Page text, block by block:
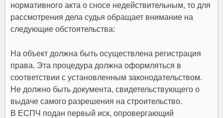
нормативного акта о сносе недействительным, то для
рассмотрения дела судья обращает внимание на
следующие обстоятельства:
На объект должна быть осуществлена регистрация
права. Эта процедура должна оформляться в
соответствии с установленным законодательством.
Не должно быть документа, свидетельствующего о
выдаче самого разрешения на строительство.
В ЕСПЧ подан первый иск, опровергающий